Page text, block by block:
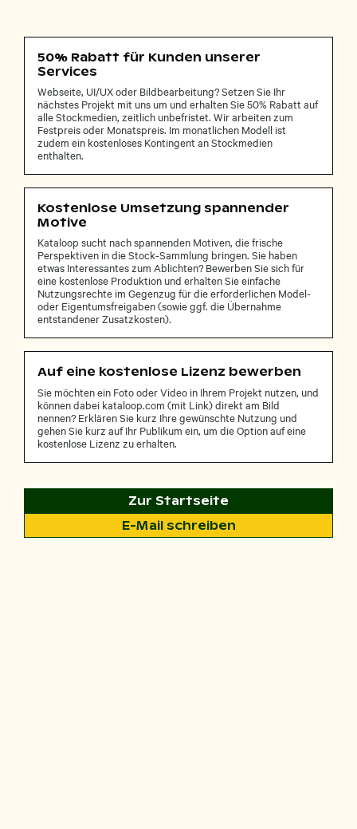
50% Rabatt für Kunden unserer
Services
Webseite, UI/UX oder Bildbearbeitung? Setzen Sie Ihr
nächstes Projekt mit uns um und erhalten Sie 50% Rabatt auf
alle Stockmedien, zeitlich unbefristet. Wir arbeiten zum
Festpreis oder Monatspreis. Im monatlichen Modell ist
zudem ein kostenloses Kontingent an Stockmedien
enthalten.
Kostenlose Umsetzung spannender
Motive
Kataloop sucht nach spannenden Motiven, die frische
Perspektiven in die Stock-Sammlung bringen. Sie haben
etwas Interessantes zum Ablichten? Bewerben Sie sich für
eine kostenlose Produktion und erhalten Sie einfache
Nutzungsrechte im Gegenzug für die erforderlichen Model-
oder Eigentumsfreigaben (sowie ggf. die Übernahme
entstandener Zusatzkosten).
Auf eine kostenlose Lizenz bewerben
Sie möchten ein Foto oder Video in Ihrem Projekt nutzen, und
können dabei kataloop.com (mit Link) direkt am Bild
nennen? Erklären Sie kurz Ihre gewünschte Nutzung und
gehen Sie kurz auf Ihr Publikum ein, um die Option auf eine
kostenlose Lizenz zu erhalten.
Zur Startseite
E-Mail schreiben